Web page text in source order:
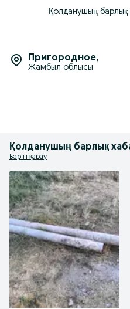
Қолданушың барлық
Пригородное,
Жамбыл облысы
Қолданушың барлық
Бәрін қарау